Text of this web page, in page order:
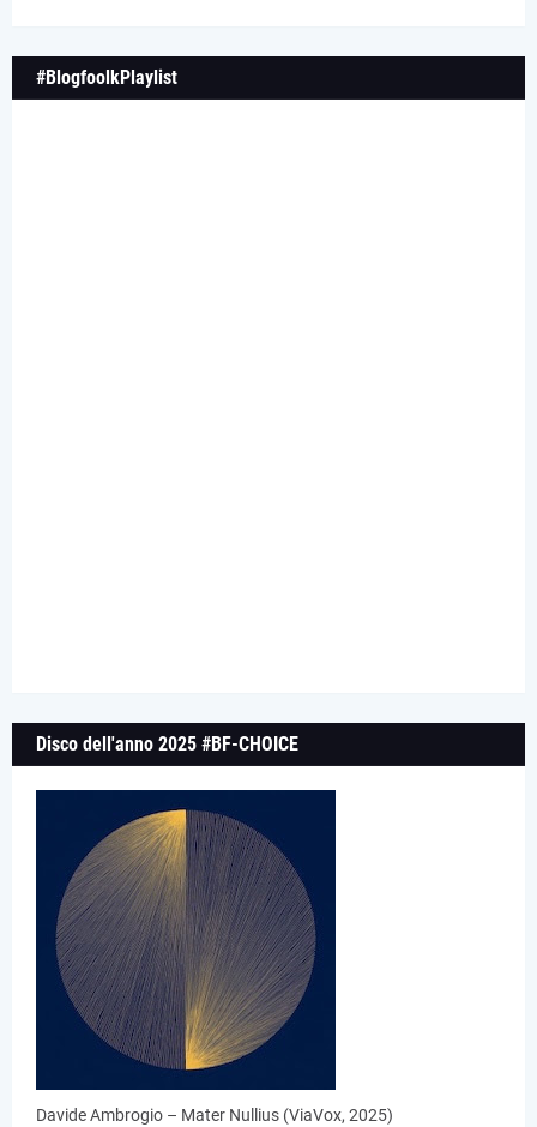
#BlogfoolkPlaylist
Disco dell'anno 2025 #BF-CHOICE
Davide Ambrogio – Mater Nullius (ViaVox, 2025)